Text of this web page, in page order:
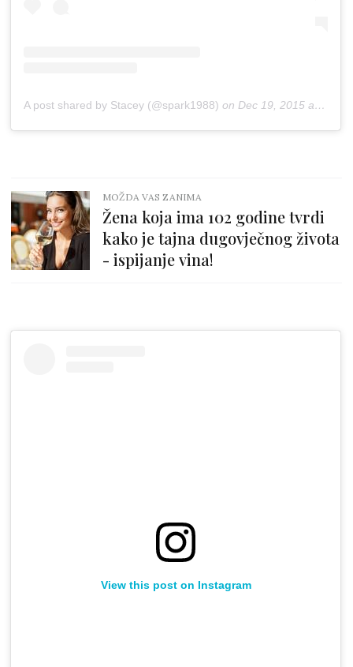
A post shared by Stacey (@spark1988) on Dec 19, 2015 at 3:44am PST
MOŽDA VAS ZANIMA
Žena koja ima 102 godine tvrdi
kako je tajna dugovječnog života
- ispijanje vina!
View this post on Instagram